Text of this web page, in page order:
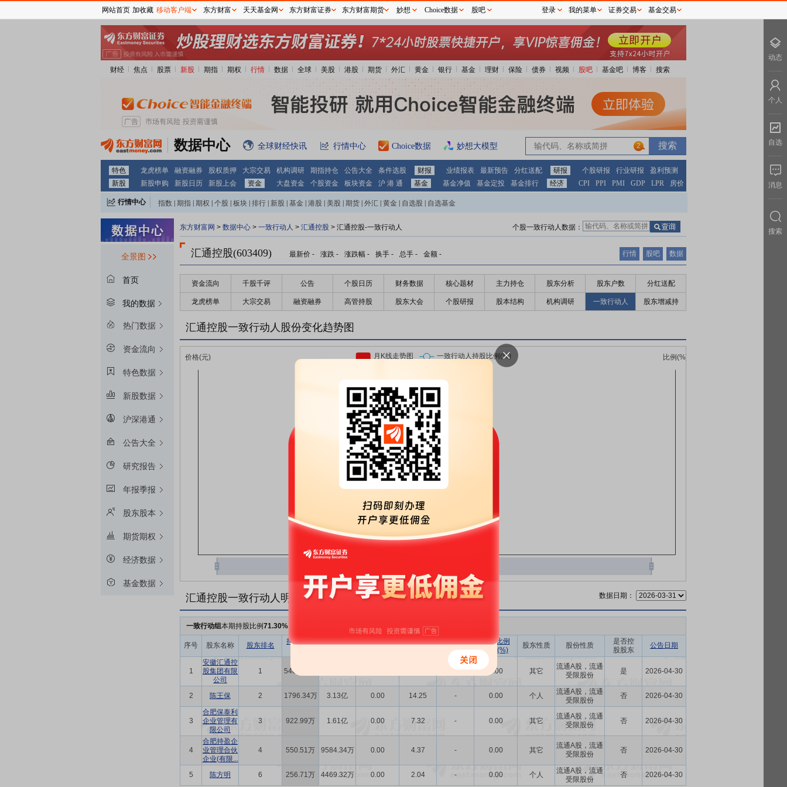
财经 焦点 股票 新股 期指 期权 行情 数据 全球 美股 港股 期货 外汇 黄金 银行 基金 理财 保险 债券 视频 股吧 基金吧 博客 搜索
数据中心 全球财经快讯 行情中心 Choice数据 妙想大模型 2
特色 龙虎榜单 融资融券 股权质押 大宗交易 机构调研 期指持仓 公告大全 条件选股 财报 业绩报表 最新预告 分红送配 研报 个股研报 行业研报
盈利预测
新股
新股申购 新股日历 新股上会 资金 大盘资金 个股资金 板块资金 沪 港 通 基金 基金净值 基金定投 基金排行 经济 CPI PPI PMI GDP LPR 房价
行情中心 指数 期指 期权 个股 板块 排行 新股 基金 港股 美股 期货 外汇 黄金 自选股 自选基金
全景图
首页
我的数据
热门数据
资金流向
特色数据
新股数据
沪深港通
公告大全
研究报告
年报季报
股东股本
期货期权
经济数据
基金数据
东方财富网 > 数据中心 > 一致行动人 > 汇通控股 > 汇通控股-一致行动人 个股一致行动人数据：
汇通控股(603409) 最新价 - 涨跌 - 涨跌幅 - 换手 - 总手 - 金额 - 行情 股吧 数据
资金流向 千股千评 公告 个股日历 财务数据 核心题材 主力持仓 股东分析 股东户数 分红送配
龙虎榜单 大宗交易 融资融券 高管持股 股东大会 个股研报 股本结构 机构调研 一致行动人 股东增减持
汇通控股一致行动人股份变化趋势图
汇通控股一致行动人明细 数据日期：
一致行动组本期持股比例71.30% 8986.57万
序号 股东名称 股东排名
持股数量
持股市值
已流通股份
持股比例
持股数量
变动(股)
持股比例
变动(%)
股东性质 股份性质
是否控
股股东
公告日期
1
安徽汇通控
股集团有限
公司
1 5460.02万 - 0.00 其它
流通A股，流通
受限股份
是 2026-04-30
2 陈王保 2 1796.34万 3.13亿 0.00 14.25 - 0.00 个人
流通A股，流通
受限股份
否 2026-04-30
3
合肥保泰利
企业管理有
限公司
3 922.99万 1.61亿 0.00 7.32 - 0.00 其它
流通A股，流通
受限股份
否 2026-04-30
4
合肥持盈企
业管理合伙
企业(有限...
4 550.51万 9584.34万 0.00 4.37 - 0.00 其它
流通A股，流通
受限股份
否 2026-04-30
5 陈方明 6 256.71万 4469.32万 0.00 2.04 - 0.00 个人
流通A股，流通
受限股份
否 2026-04-30
网站首页 加收藏 移动客户端 东方财富 天天基金网 东方财富证券 东方财富期货 妙想 Choice数据 股吧 登录 我的菜单 证券交易 基金交易
动态
个人
自选
消息
搜索